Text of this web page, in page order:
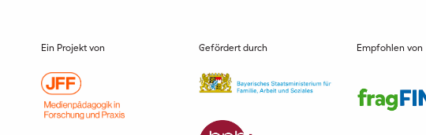
Ein Projekt von Gefördert durch Empfohlen von